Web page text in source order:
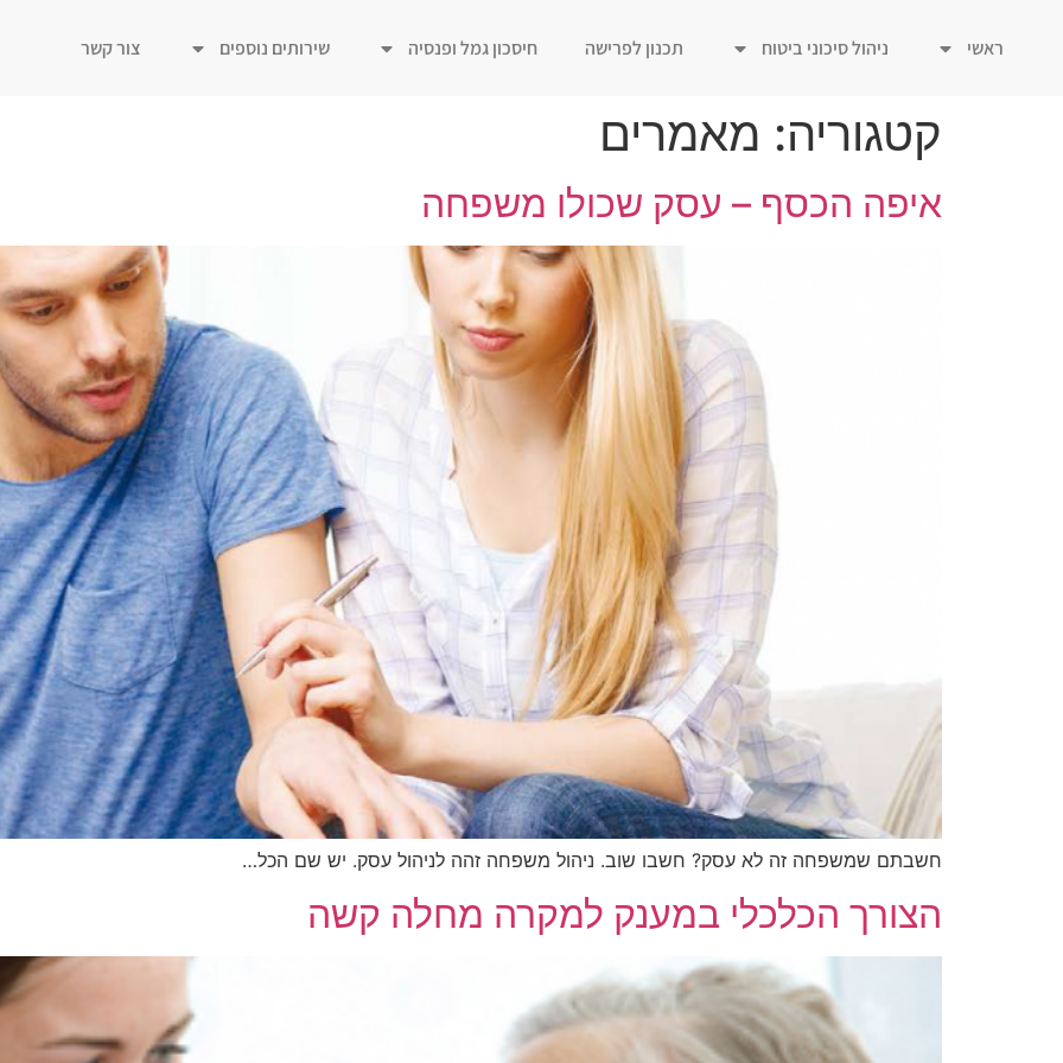
ראשי ניהול סיכוני ביטוח תכנון לפרישה חיסכון גמל ופנסיה שירותים נוספים צור קשר
קטגוריה: מאמרים
איפה הכסף – עסק שכולו משפחה
חשבתם שמשפחה זה לא עסק? חשבו שוב. ניהול משפחה זהה לניהול עסק. יש שם הכל…
הצורך הכלכלי במענק למקרה מחלה קשה